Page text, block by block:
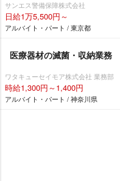
サンエス警備保障株式会社
日給1万5,500円～
アルバイト・パート / 東京都
医療器材の滅菌・収納業務
ワタキューセイモア株式会社 業務部
時給1,300円～1,400円
アルバイト・パート / 神奈川県